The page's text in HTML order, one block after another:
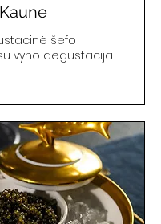
šefo
vyno degustacija